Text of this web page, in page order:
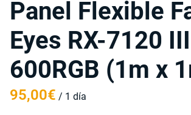
Panel Flexible
Eyes RX-7120 III
600RGB (1m x
/